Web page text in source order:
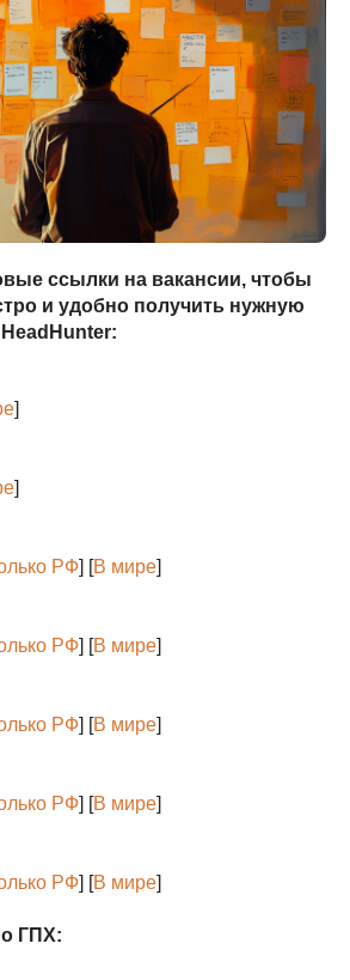
ссылки на вакансии, чтобы
и удобно получить нужную
]
]
РФ] [В мире]
РФ] [В мире]
РФ] [В мире]
РФ] [В мире]
РФ] [В мире]
ГПХ: